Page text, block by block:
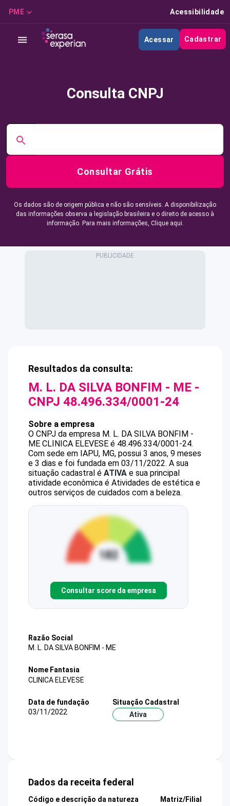
PME Acessibilidade
Acessar Cadastrar
Consulta CNPJ
Consultar Grátis
Os dados são de origem pública e não são sensíveis. A disponibilização
das informações observa a legislação brasileira e o direito de acesso à
informação. Para mais informações, Clique aqui.
Resultados da consulta:
M. L. DA SILVA BONFIM - ME -
CNPJ 48.496.334/0001-24
Sobre a empresa
O CNPJ da empresa M. L. DA SILVA BONFIM -
ME CLINICA ELEVESE é 48.496.334/0001-24.
Com sede em IAPU, MG, possui 3 anos, 9 meses
e 3 dias e foi fundada em 03/11/2022. A sua
situação cadastral é ATIVA e sua principal
atividade econômica é Atividades de estética e
outros serviços de cuidados com a beleza.
Consultar score da empresa
Razão Social
M. L. DA SILVA BONFIM - ME
Nome Fantasia
CLINICA ELEVESE
Data de fundação
03/11/2022
Situação Cadastral
Ativa
Dados da receita federal
Código e descrição da natureza
Matriz/Filial